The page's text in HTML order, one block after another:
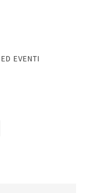
EVENTI